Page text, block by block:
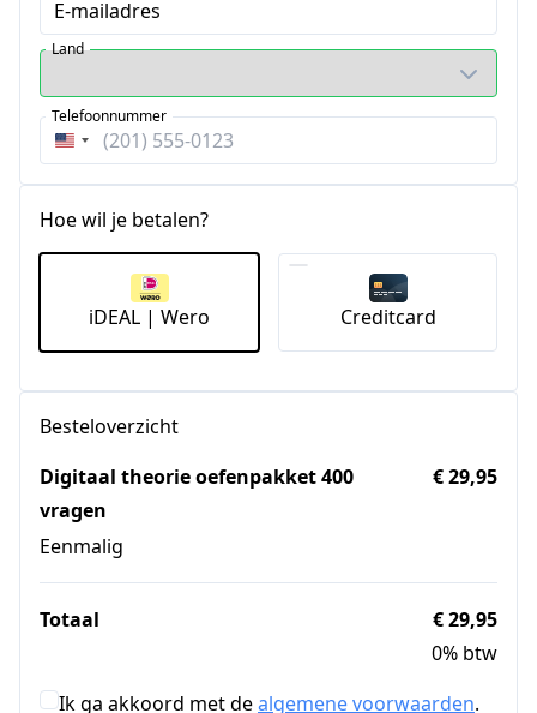
E-mailadres
Land
Verenigde
Telefoonnummer
Hoe wil je betalen?
iDEAL | Wero Creditcard
Besteloverzicht
Digitaal theorie oefenpakket 400
vragen
Eenmalig
€ 29,95
Totaal
€ 29,95
0% btw
Ik ga akkoord met dealgemene voorwaarden.